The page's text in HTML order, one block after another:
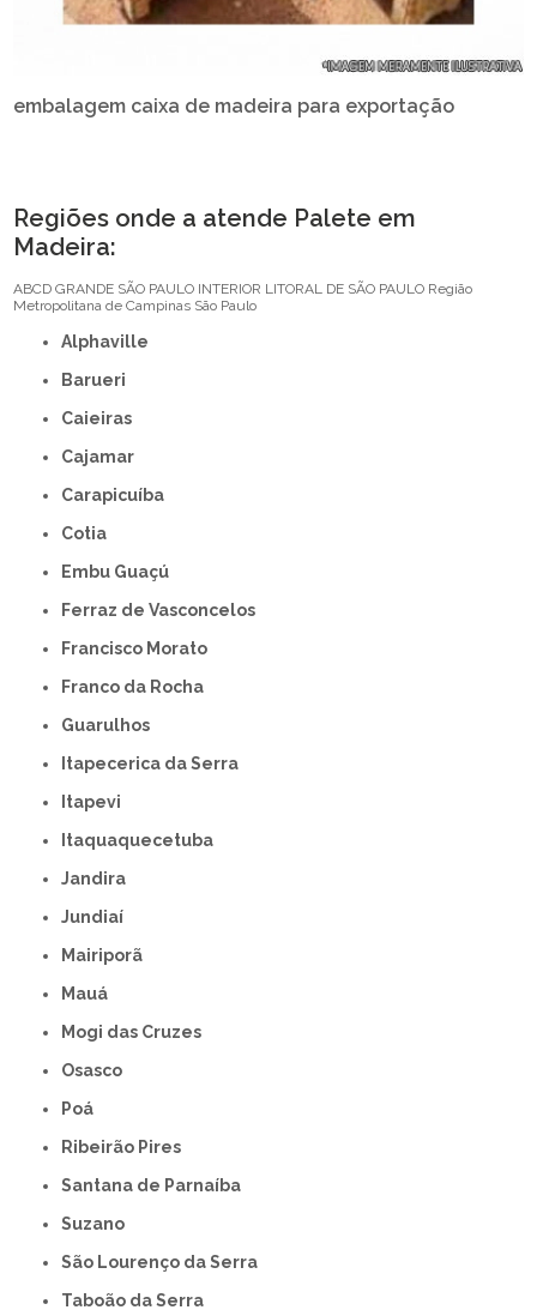
embalagem caixa de madeira para exportação
Regiões onde a atende Palete em
Madeira:
ABCD GRANDE SÃO PAULO INTERIOR LITORAL DE SÃO PAULO Região
Metropolitana de Campinas São Paulo
Alphaville
Barueri
Caieiras
Cajamar
Carapicuíba
Cotia
Embu Guaçú
Ferraz de Vasconcelos
Francisco Morato
Franco da Rocha
Guarulhos
Itapecerica da Serra
Itapevi
Itaquaquecetuba
Jandira
Jundiaí
Mairiporã
Mauá
Mogi das Cruzes
Osasco
Poá
Ribeirão Pires
Santana de Parnaíba
Suzano
São Lourenço da Serra
Taboão da Serra